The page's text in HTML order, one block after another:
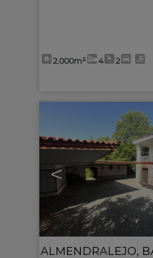
2.000m² 4 2
<
ALMENDRALEJO,